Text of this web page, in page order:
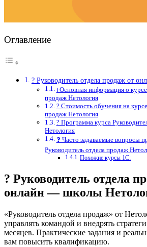
Оглавление
? Руководитель отдела продаж от
ℹ️ Основная информация о
продаж Нетология
? Стоимость обучения на
продаж Нетология
? Программа курса
Нетология
❓ Часто задаваемые вопросы
Руководитель отдела продаж
Похожие курсы 1С:
? Руководитель отдела
онлайн — школы
«Руководитель отдела продаж» от
управлять командой и внедрять
месяцев. Практические задания и
вам повысить квалификацию.